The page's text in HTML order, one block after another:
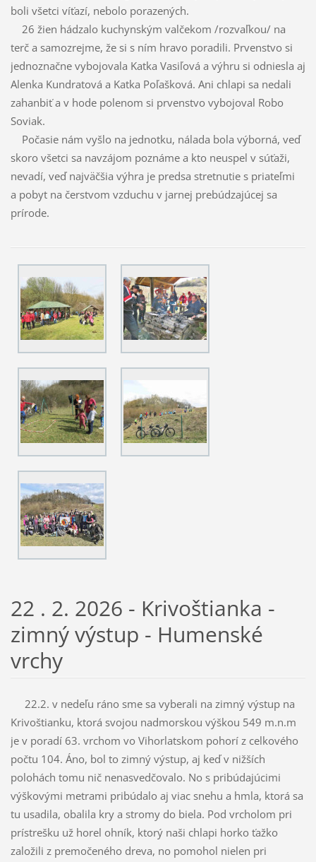
boli všetci víťazí, nebolo porazených.
26 žien hádzalo kuchynským valčekom /rozvaľkou/ na
terč a samozrejme, že si s ním hravo poradili. Prvenstvo si
jednoznačne vybojovala Katka Vasiľová a výhru si odniesla aj
Alenka Kundratová a Katka Poľašková. Ani chlapi sa nedali
zahanbiť a v hode polenom si prvenstvo vybojoval Robo
Soviak.
Počasie nám vyšlo na jednotku, nálada bola výborná, veď
skoro všetci sa navzájom poznáme a kto neuspel v súťaži,
nevadí, veď najväčšia výhra je predsa stretnutie s priateľmi
a pobyt na čerstvom vzduchu v jarnej prebúdzajúcej sa
prírode.
22 . 2. 2026 - Krivoštianka -
zimný výstup - Humenské
vrchy
22.2. v nedeľu ráno sme sa vyberali na zimný výstup na
Krivoštianku, ktorá svojou nadmorskou výškou 549 m.n.m
je v poradí 63. vrchom vo Vihorlatskom pohorí z celkového
počtu 104. Áno, bol to zimný výstup, aj keď v nižších
polohách tomu nič nenasvedčovalo. No s pribúdajúcimi
výškovými metrami pribúdalo aj viac snehu a hmla, ktorá sa
tu usadila, obalila kry a stromy do biela. Pod vrcholom pri
prístrešku už horel ohník, ktorý naši chlapi horko ťažko
založili z premočeného dreva, no pomohol nielen pri